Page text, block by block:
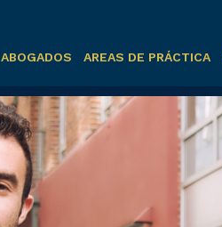
ABOGADOS AREAS DE PRÁCTICA